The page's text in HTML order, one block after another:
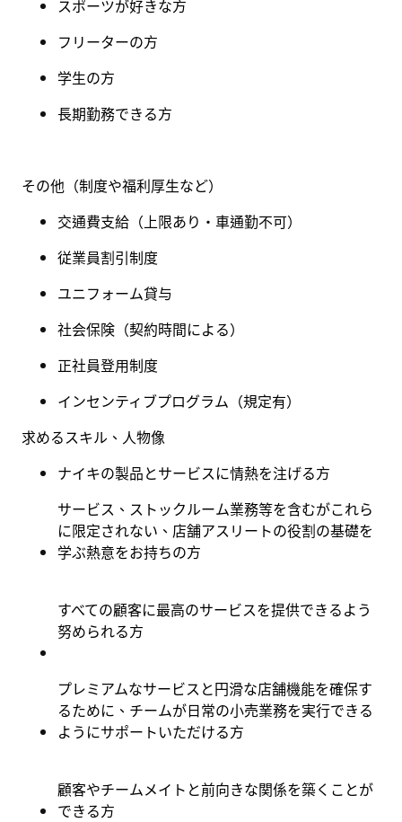
スポーツが好きな方
フリーターの方
学生の方
長期勤務できる方
その他（制度や福利厚生など）
交通費支給（上限あり・ 車通勤不可）
従業員割引制度
ユニフォーム貸与
社会保険 （契約時間による）
正社員登用制度
インセンティブプログラム（規定有）
求めるスキル、人物像
ナイキの製品とサービスに情熱を注げる方
サービス、ストックルーム業務等を含むがこれら
に限定されない、店舗アスリートの役割の基礎を
学ぶ熱意をお持ちの方
すべての顧客に最高のサービスを提供できるよう
努められる方
プレミアムなサービスと円滑な店舗機能を確保す
るために、チームが日常の小売業務を実行できる
ようにサポートいただける方
顧客やチームメイトと前向きな関係を築くことが
できる方